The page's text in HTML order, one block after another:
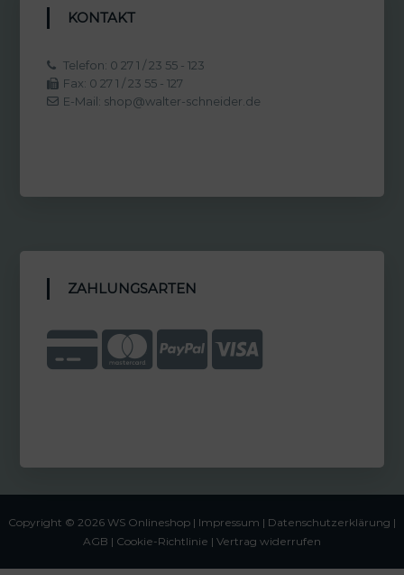
KONTAKT
Telefon: 0 27 1 / 23 55 - 123
Fax: 0 27 1 / 23 55 - 127
E-Mail: shop@walter-schneider.de
ZAHLUNGSARTEN
Copyright © 2026 WS Onlineshop | Impressum | Datenschutzerklärung |
AGB | Cookie-Richtlinie | Vertrag widerrufen